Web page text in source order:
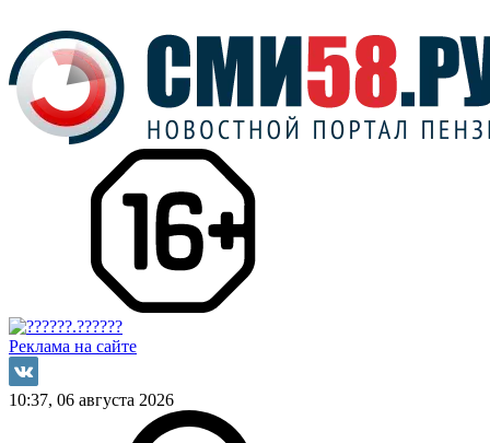
Реклама на сайте
10:37, 06 августа 2026